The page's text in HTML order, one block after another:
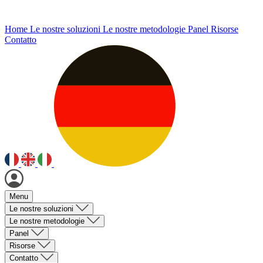
Home Le nostre soluzioni Le nostre metodologie Panel Risorse
Contatto
Menu
Le nostre soluzioni
Le nostre metodologie
Panel
Risorse
Contatto